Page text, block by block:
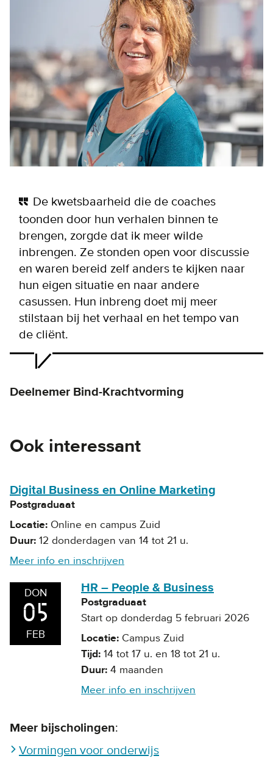
De kwetsbaarheid die de coaches
toonden door hun verhalen binnen te
brengen, zorgde dat ik meer wilde
inbrengen. Ze stonden open voor discussie
en waren bereid zelf anders te kijken naar
hun eigen situatie en naar andere
casussen. Hun inbreng doet mij meer
stilstaan bij het verhaal en het tempo van
de cliënt.
Deelnemer Bind-Krachtvorming
Ook interessant
Digital Business en Online Marketing
Postgraduaat
Locatie Online en campus Zuid
Duur 12 donderdagen van 14 tot 21 u.
Meer info en inschrijven
DON
05
FEB
HR – People & Business
Postgraduaat
Start op donderdag 5 februari 2026
Locatie Campus Zuid
Tijd 14 tot 17 u. en 18 tot 21 u.
Duur 4 maanden
Meer info en inschrijven
Meer bijscholingen:
Vormingen voor onderwijs